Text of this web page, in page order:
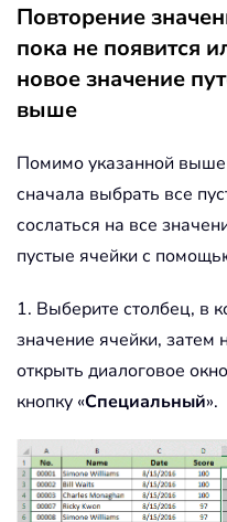
Повторение
пока не появится
новое значение
выше
Помимо указанной
сначала выбрать все
сослаться на все
пустые ячейки с
1. Выберите столбец, в
значение ячейки,
открыть диалоговое
кнопку «Специальный».